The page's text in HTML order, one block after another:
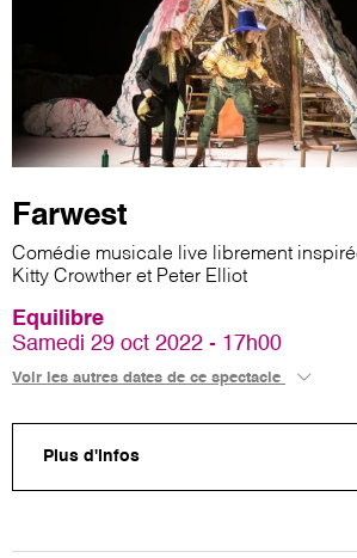
Farwest
Comédie musicale live librement
Kitty Crowther et Peter Elliot
Equilibre
Samedi 29 oct 2022 - 17h00
Voir les autres dates de ce spectacle
Plus d'infos